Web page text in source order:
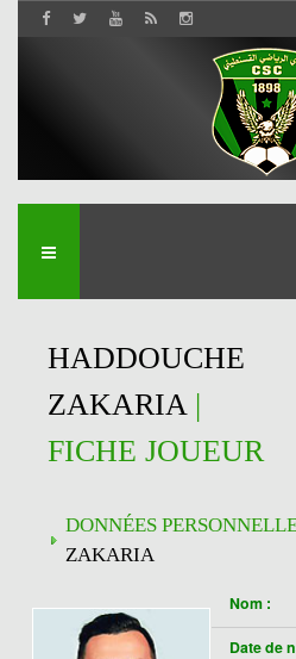
HADDOUCHE
ZAKARIA|
FICHE JOUEUR
DONNÉES
ZAKARIA
Nom :
Date de